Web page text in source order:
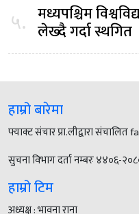
५. मध्यपश्चिम
लेख्दै गर्दा स्थगित
हाम्रो बारेमा
फ्याक्ट संचार प्रा.लीद्वारा
सुचना विभाग दर्ता नम्बरः ४४०६-
हाम्रो टिम
अध्यक्ष : भावना राना